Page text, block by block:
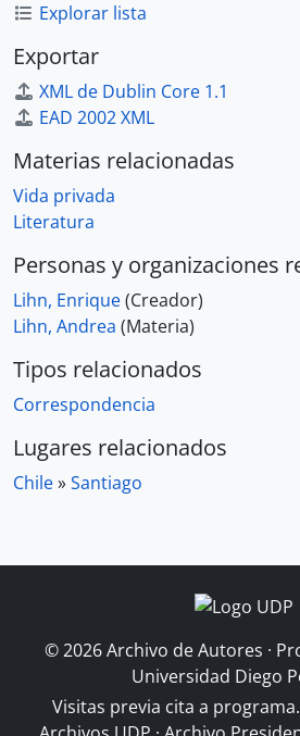
Explorar lista
Exportar
XML de Dublin Core 1.1
EAD 2002 XML
Materias relacionadas
Vida privada
Literatura
Personas y organizaciones
Lihn, Enrique(Creador)
Lihn, Andrea (Materia)
Tipos relacionados
Correspondencia
Lugares relacionados
Chile»Santiago
© 2026 Archivo de Autores ·
Universidad Diego
Visitas previa cita a